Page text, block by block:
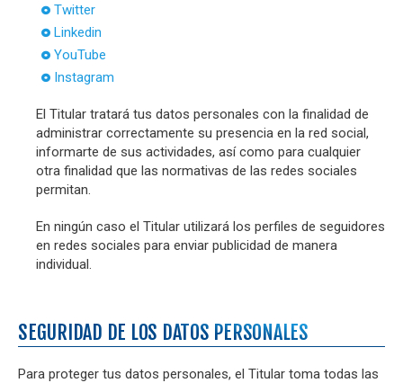
Twitter
Linkedin
YouTube
Instagram
El Titular tratará tus datos personales con la finalidad de
administrar correctamente su presencia en la red social,
informarte de sus actividades, así como para cualquier
otra finalidad que las normativas de las redes sociales
permitan.
En ningún caso el Titular utilizará los perfiles de seguidores
en redes sociales para enviar publicidad de manera
individual.
SEGURIDAD DE LOS DATOS PERSONALES
Para proteger tus datos personales, el Titular toma todas las